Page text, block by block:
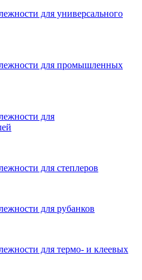
для универсального
для промышленных
для
для степлеров
для рубанков
для термо- и клеевых